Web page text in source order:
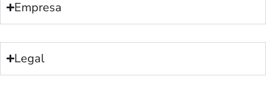
Empresa
Legal